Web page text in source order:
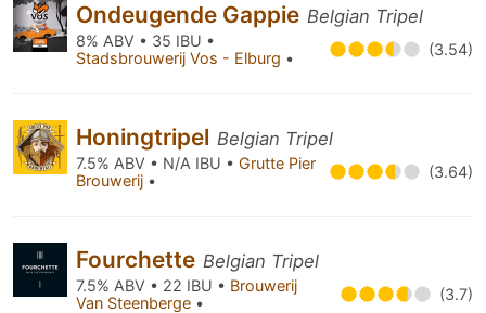
Ondeugende Gappie Belgian Tripel
8% ABV • 35 IBU •
Stadsbrouwerij Vos - Elburg • (3.54)
Honingtripel Belgian Tripel
7.5% ABV • N/A IBU • Grutte Pier
Brouwerij • (3.64)
Fourchette Belgian Tripel
7.5% ABV • 22 IBU • Brouwerij
Van Steenberge • (3.7)